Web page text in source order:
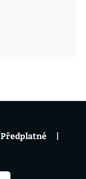
Předplatné